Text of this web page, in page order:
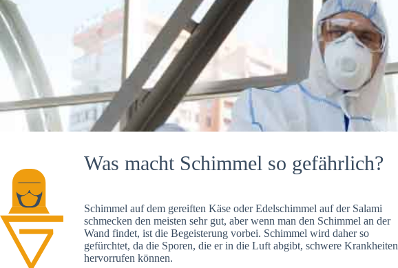
Was macht Schimmel so gefährlich?
Schimmel auf dem gereiften Käse oder Edelschimmel auf der Salami
schmecken den meisten sehr gut, aber wenn man den Schimmel an der
Wand findet, ist die Begeisterung vorbei. Schimmel wird daher so
gefürchtet, da die Sporen, die er in die Luft abgibt, schwere Krankheiten
hervorrufen können.